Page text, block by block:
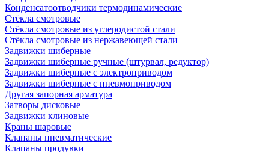
Конденсатоотводчики термодинамические
Стёкла смотровые
Стёкла смотровые из углеродистой стали
Стёкла смотровые из нержавеющей стали
Задвижки шиберные
Задвижки шиберные ручные (штурвал, редуктор)
Задвижки шиберные с электроприводом
Задвижки шиберные с пневмоприводом
Другая запорная арматура
Затворы дисковые
Задвижки клиновые
Краны шаровые
Клапаны пневматические
Клапаны продувки